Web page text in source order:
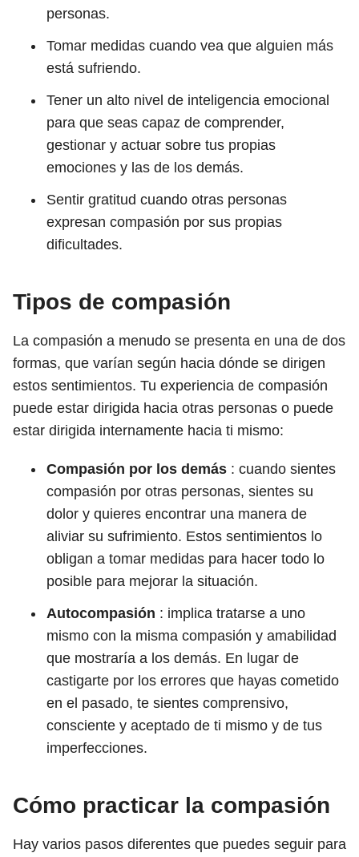
personas.
Tomar medidas cuando vea que alguien más
está sufriendo.
Tener un alto nivel de inteligencia emocional
para que seas capaz de comprender,
gestionar y actuar sobre tus propias
emociones y las de los demás.
Sentir gratitud cuando otras personas
expresan compasión por sus propias
dificultades.
Tipos de compasión
La compasión a menudo se presenta en una de dos
formas, que varían según hacia dónde se dirigen
estos sentimientos. Tu experiencia de compasión
puede estar dirigida hacia otras personas o puede
estar dirigida internamente hacia ti mismo:
Compasión por los demás : cuando sientes
compasión por otras personas, sientes su
dolor y quieres encontrar una manera de
aliviar su sufrimiento. Estos sentimientos lo
obligan a tomar medidas para hacer todo lo
posible para mejorar la situación.
Autocompasión : implica tratarse a uno
mismo con la misma compasión y amabilidad
que mostraría a los demás. En lugar de
castigarte por los errores que hayas cometido
en el pasado, te sientes comprensivo,
consciente y aceptado de ti mismo y de tus
imperfecciones.
Cómo practicar la compasión
Hay varios pasos diferentes que puedes seguir para